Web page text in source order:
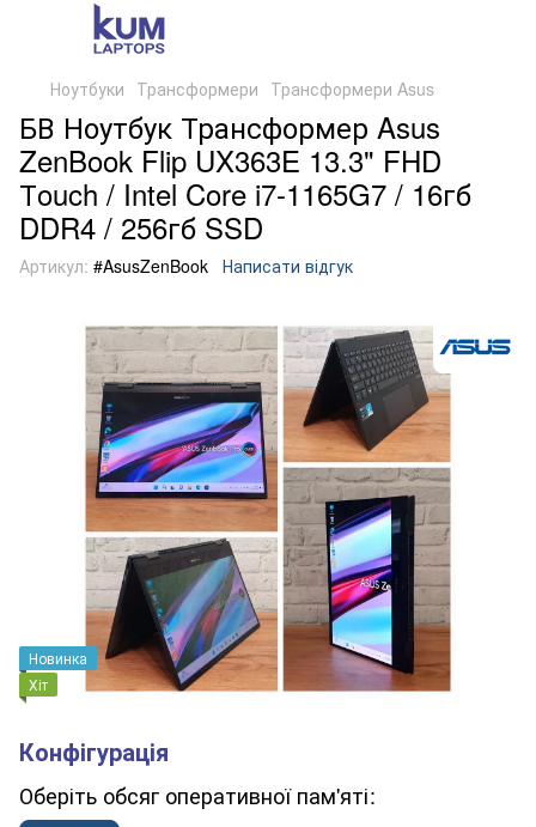
Ноутбуки Трансформери Трансформери Asus
БВ Ноутбук Трансформер Asus
ZenBook Flip UX363E 13.3" FHD
Тouch / Intel Core i7-1165G7 / 16гб
DDR4 / 256гб SSD
Артикул: #AsusZenBook Написати відгук
Новинка
Хіт
обсяг оперативної пам'яті